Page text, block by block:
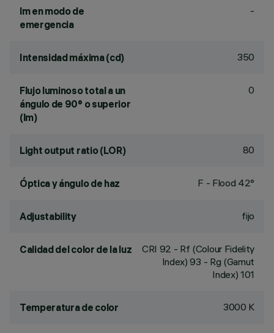
lm en modo de
emergencia
-
Intensidad máxima (cd) 350
Flujo luminoso total a un
ángulo de 90° o superior
(lm)
0
Light output ratio (LOR) 80
Óptica y ángulo de haz F - Flood 42°
Adjustability fijo
Calidad del color de la luz CRI 92 - Rf (Colour Fidelity
Index) 93 - Rg (Gamut
Index) 101
Temperatura de color 3000 K